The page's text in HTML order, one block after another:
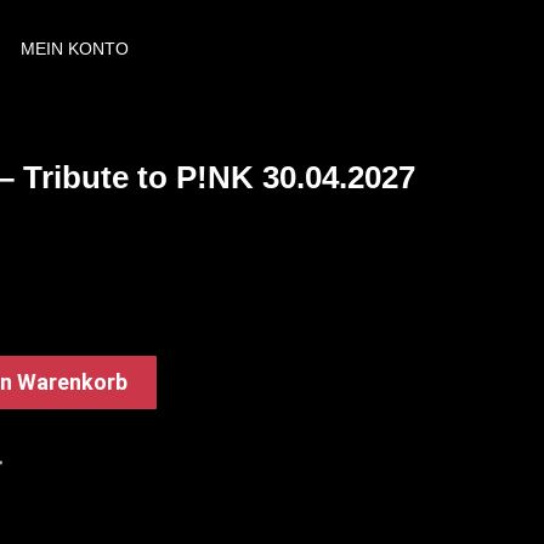
MEIN KONTO
Tribute to P!NK 30.04.2027
Warenkorb